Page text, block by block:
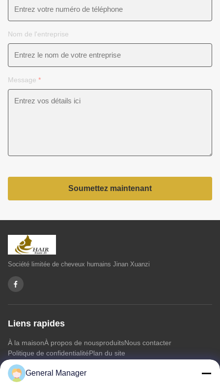
Nom de l'entreprise
Message *
Soumettez maintenant
Société limitée de cheveux humains Jinan Xuanzi
Liens rapides
À la maisonÀ propos de nousproduitsNous contacter
Politique de confidentialitéPlan du site
General Manager